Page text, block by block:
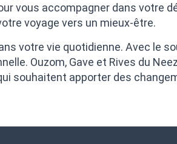
vous accompagner dans votre
voyage vers un mieux-être.
votre vie quotidienne. Avec le
Ouzom, Gave et Rives du
souhaitent apporter des